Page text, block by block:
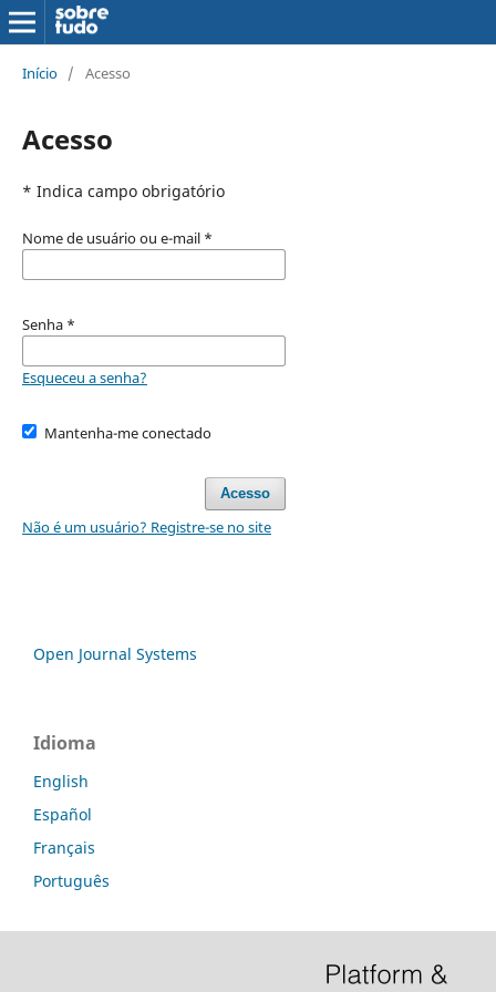
Início / Acesso
Acesso
* Indica campo obrigatório
Nome de usuário ou e-mail *
Senha *
Esqueceu a senha?
Mantenha-me conectado
Acesso
Não é um usuário? Registre-se no site
Open Journal Systems
Idioma
English
Español
Français
Português